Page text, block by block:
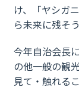
け、「ヤシガ
ら未来に残そ
今年自治会長
の他一般の観
見て・触れる